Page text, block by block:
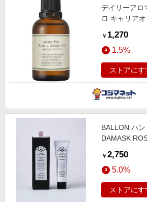
旅行・レジャー・ホテル予約
生活・お役立ち
金融・マネー・保険
デジタルコンテンツ
ビジネス・その他サービス
Apple公式サイト×楽天カード分割払い
Qoo10メガポ
Samsung ボーナスキャンペーン
週末の高還元 夏の長期版
4.0%
デイリーアロ
ロ キャリア
ャリアオイル
￥ 1,270
1.5%
ストアにす
BALLON ハ
DAMASK
￥ 2,750
5.0%
ストアにす